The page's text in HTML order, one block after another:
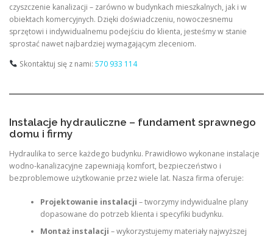
czyszczenie kanalizacji – zarówno w budynkach mieszkalnych, jak i w
obiektach komercyjnych. Dzięki doświadczeniu, nowoczesnemu
sprzętowi i indywidualnemu podejściu do klienta, jesteśmy w stanie
sprostać nawet najbardziej wymagającym zleceniom.
Skontaktuj się z nami: 570 933 114
Instalacje hydrauliczne – fundament sprawnego
domu i firmy
Hydraulika to serce każdego budynku. Prawidłowo wykonane instalacje
wodno-kanalizacyjne zapewniają komfort, bezpieczeństwo i
bezproblemowe użytkowanie przez wiele lat. Nasza firma oferuje:
Projektowanie instalacji – tworzymy indywidualne plany
dopasowane do potrzeb klienta i specyfiki budynku.
Montaż instalacji – wykorzystujemy materiały najwyższej